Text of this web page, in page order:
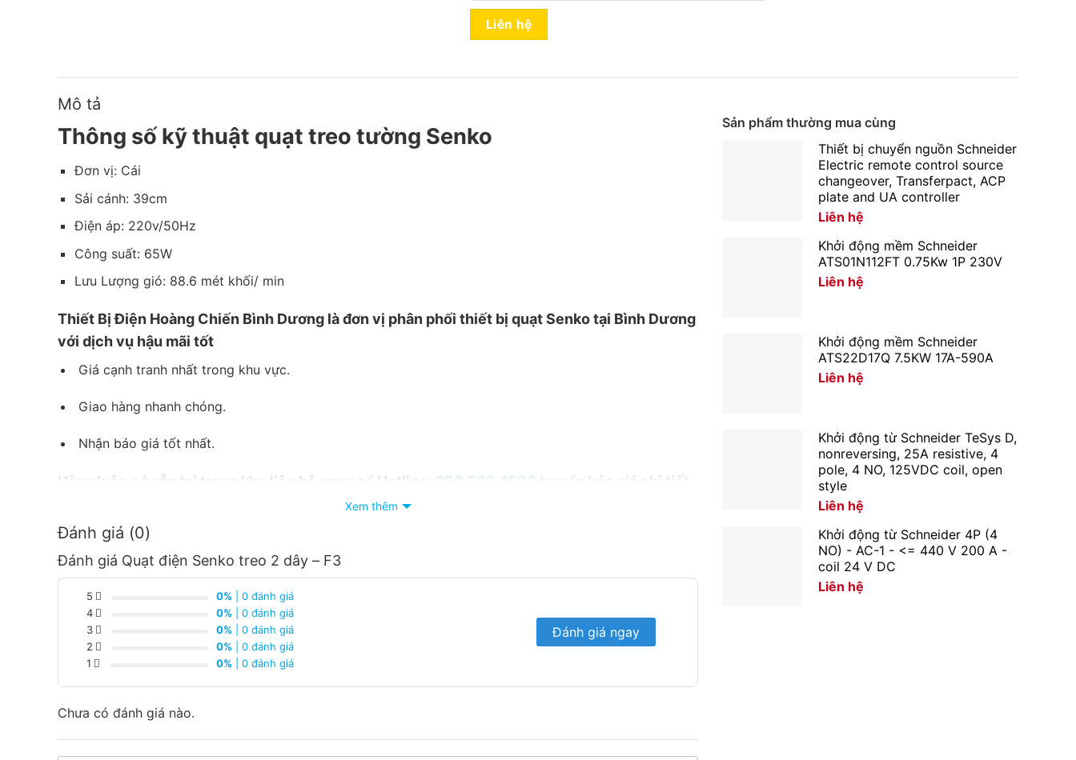
Liên hệ
Mô tả
Thông số kỹ thuật quạt treo tường Senko
Đơn vị: Cái
Sải cánh: 39cm
Điện áp: 220v/50Hz
Công suất: 65W
Lưu Lượng gió: 88.6 mét khối/ min
Thiết Bị Điện Hoàng Chiến Bình Dương là đơn vị phân phối thiết bị quạt Senko tại Bình Dương
với dịch vụ hậu mãi tốt
Giá cạnh tranh nhất trong khu vực.
Giao hàng nhanh chóng.
Nhận báo giá tốt nhất.
Hàng luôn có sẵn tại trong kho liên hệ ngay số Hotline: 090 682 4506 tư vấn báo giá chi tiết
Xem thêm
Đánh giá (0)
Đánh giá Quạt điện Senko treo 2 dây – F3
5 0% | 0 đánh giá
4
0% | 0 đánh giá
3
0% | 0 đánh giá
2
0% | 0 đánh giá
1
0% | 0 đánh giá
Đánh giá ngay
Chưa có đánh giá nào.
Sản phẩm thường mua cùng
Thiết bị chuyển nguồn Schneider
Electric remote control source
changeover, Transferpact, ACP
plate and UA controller
Liên hệ
Khởi động mềm Schneider
ATS01N112FT 0.75Kw 1P 230V
Liên hệ
Khởi động mềm Schneider
ATS22D17Q 7.5KW 17A-590A
Liên hệ
Khởi động từ Schneider TeSys D,
nonreversing, 25A resistive, 4
pole, 4 NO, 125VDC coil, open
style
Liên hệ
Khởi động từ Schneider 4P (4
NO) - AC-1 - <= 440 V 200 A -
coil 24 V DC
Liên hệ